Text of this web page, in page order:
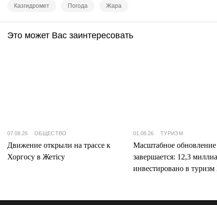
Казгидромет Погода Жара
Это может Вас заинтересовать
07.08.26 ОБЩЕСТВО
Движение открыли на трассе к
Хоргосу в Жетісу
01.08.26 ТУРИЗМ
Масштабное
завершается: 12,3
инвестировано в туризм